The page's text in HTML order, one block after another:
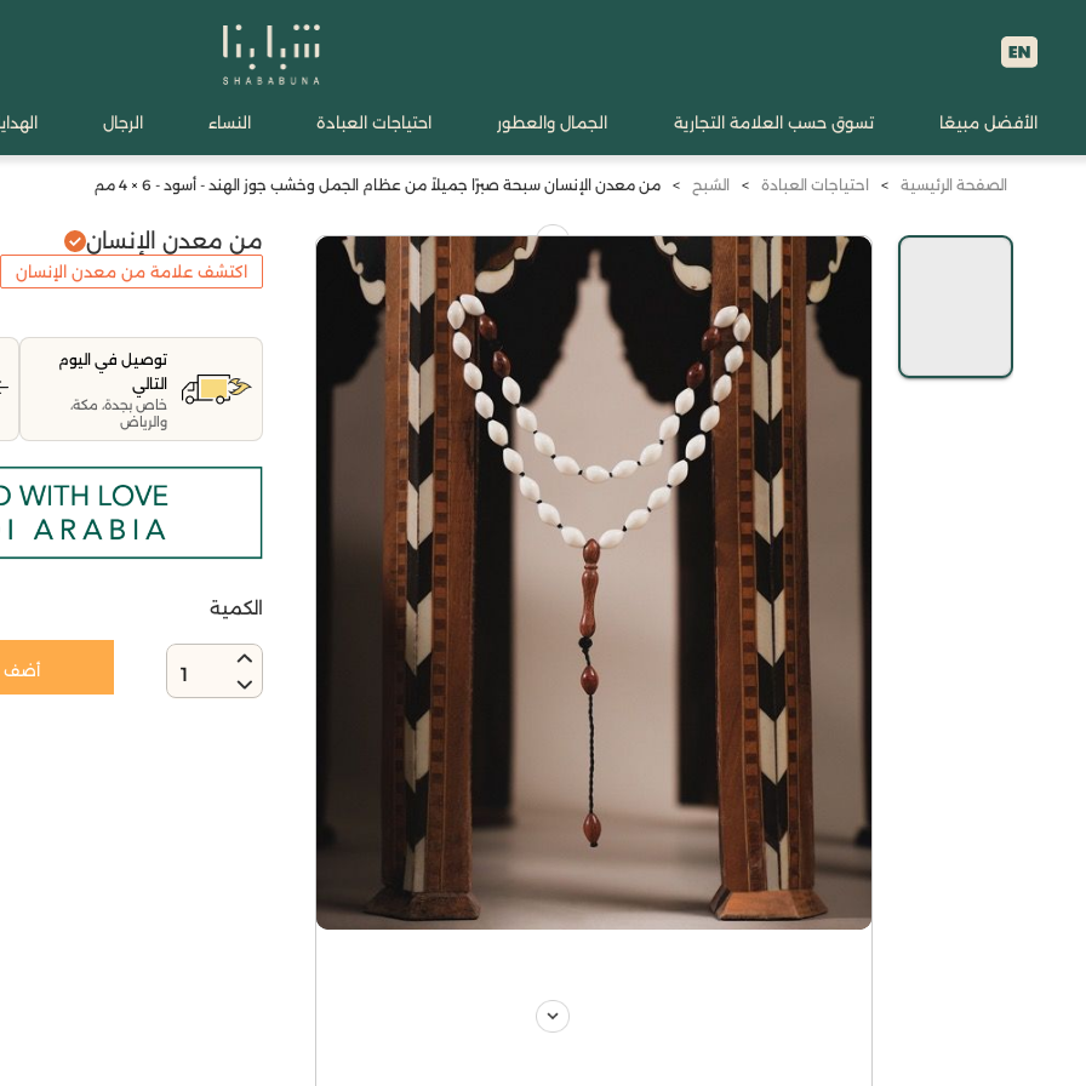
الأفضل مبيعًا تسوق حسب العلامة التجارية الجمال والعطور احتياجات العبادة النساء الرجال
الصفحة الرئيسية > احتياجات العبادة > السُبح > من معدن الإنسان سبحة صبرًا جميلاً من عظام الجمل وخشب جوز الهند - أسود - 6 × 4 مم
من معدن الإنسان
اكتشف علامة من معدن الإنسان
توصيل في اليوم
التالي
خاص بجدة، مكة،
والرياض
الكمية
1 أضف